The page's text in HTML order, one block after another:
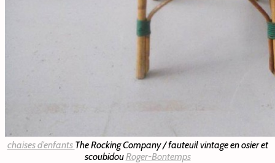
chaises d’enfants The Rocking Company / fauteuil vintage en osier et
scoubidouRoger-Bontemps